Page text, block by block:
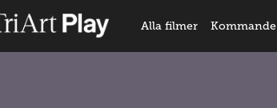
Alla filmer Kommande